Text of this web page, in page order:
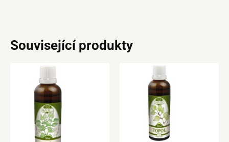
Související produkty